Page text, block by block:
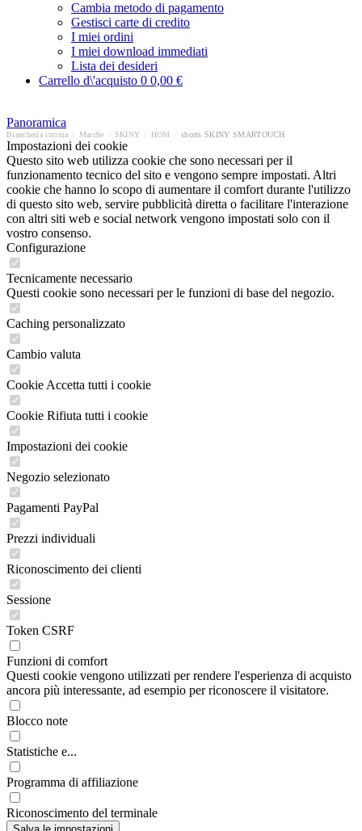
Cambia metodo di pagamento
Gestisci carte di credito
I miei ordini
I miei download immediati
Lista dei desideri
Carrello d\'acquisto 0 0,00 €
Panoramica
Biancheria intima Marche SKINY HOM shorts SKINY SMARTOUCH
Impostazioni dei cookie
Questo sito web utilizza cookie che sono necessari per il
funzionamento tecnico del sito e vengono sempre impostati. Altri
cookie che hanno lo scopo di aumentare il comfort durante l'utilizzo
di questo sito web, servire pubblicità diretta o facilitare l'interazione
con altri siti web e social network vengono impostati solo con il
vostro consenso.
Configurazione
Tecnicamente necessario
Questi cookie sono necessari per le funzioni di base del negozio.
Caching personalizzato
Cambio valuta
Cookie Accetta tutti i cookie
Cookie Rifiuta tutti i cookie
Impostazioni dei cookie
Negozio selezionato
Pagamenti PayPal
Prezzi individuali
Riconoscimento dei clienti
Sessione
Token CSRF
Funzioni di comfort
Questi cookie vengono utilizzati per rendere l'esperienza di acquisto
ancora più interessante, ad esempio per riconoscere il visitatore.
Blocco note
Statistiche e...
Programma di affiliazione
Riconoscimento del terminale